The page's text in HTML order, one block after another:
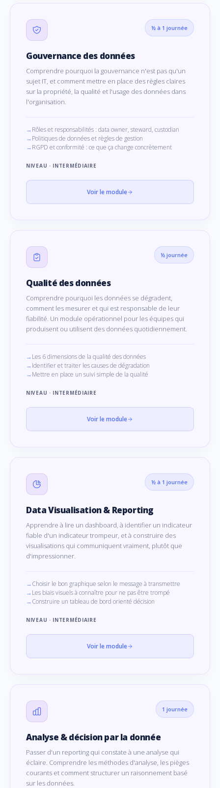
½ à 1 journée
Gouvernance des données
Comprendre pourquoi la gouvernance n'est pas qu'un
sujet IT, et comment mettre en place des règles claires
sur la propriété, la qualité et l'usage des données dans
l'organisation.
Rôles et responsabilités : data owner, steward, custodian
Politiques de données et règles de gestion
RGPD et conformité : ce que ça change concrètement
NIVEAU · INTERMÉDIAIRE
Voir le module
½ journée
Qualité des données
Comprendre pourquoi les données se dégradent,
comment les mesurer et qui est responsable de leur
fiabilité. Un module opérationnel pour les équipes qui
produisent ou utilisent des données quotidiennement.
Les 6 dimensions de la qualité des données
Identifier et traiter les causes de dégradation
Mettre en place un suivi simple de la qualité
NIVEAU · INTERMÉDIAIRE
Voir le module
½ à 1 journée
Data Visualisation & Reporting
Apprendre à lire un dashboard, à identifier un indicateur
fiable d'un indicateur trompeur, et à construire des
visualisations qui communiquent vraiment, plutôt que
d'impressionner.
Choisir le bon graphique selon le message à transmettre
Les biais visuels à connaître pour ne pas être trompé
Construire un tableau de bord orienté décision
NIVEAU · INTERMÉDIAIRE
Voir le module
1 journée
Analyse & décision par la donnée
Passer d'un reporting qui constate à une analyse qui
éclaire. Comprendre les méthodes d'analyse, les pièges
courants et comment structurer un raisonnement basé
sur les données.